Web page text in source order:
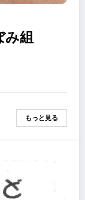
み組
もっと見る